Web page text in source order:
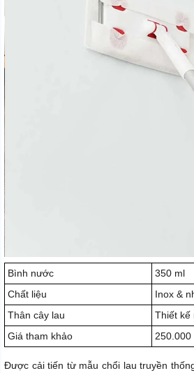
Bình nước
350 ml
Chất liệu
Inox &
Thân cây lau
Thiết kế
Giá tham khảo
Được cải tiến từ mẫu chổi lau truyền